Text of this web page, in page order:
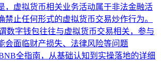
，虚拟货币相关业务活动属于非法金融活
禁止任何形式的虚拟货币交易炒作行为。
数字钱包往往与虚拟货币交易相关，参与
会面临财产损失、法律风险等问题
全指南，从基础认知到实操落地的详细